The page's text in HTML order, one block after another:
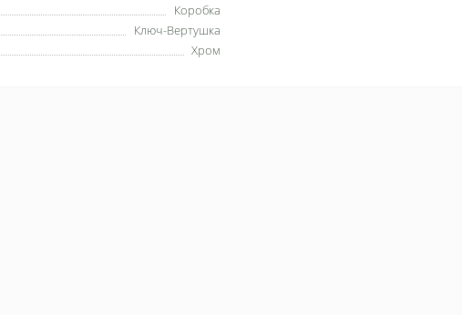
Коробка
Ключ-Вертушка
Хром